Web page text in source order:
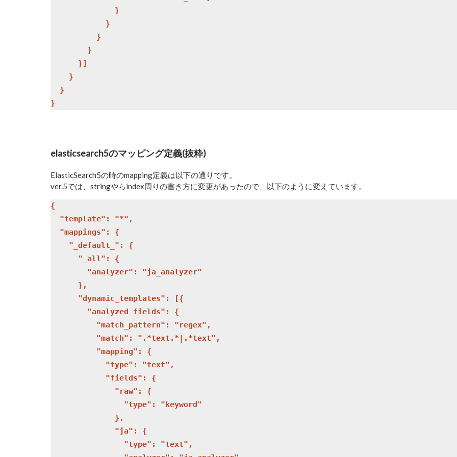
              }
            }
          }
        }
      }]
    }
  }
elasticsearch5のマッピング定義(抜粋)
ElasticSearch5の時のmapping定義は以下の通りです。
ver.5では、stringやらindex周りの書き方に変更があったので、以下のように変えています。
{
  "template": "*",
  "mappings": {
    "_default_": {
      "_all": {
        "analyzer": "ja_analyzer"
      },
      "dynamic_templates": [{
        "analyzed_fields": {
          "match_pattern": "regex",
          "match": ".*text.*|.*text",
          "mapping": {
            "type": "text",
            "fields": {
              "raw": {
                "type": "keyword"
              },
              "ja": {
                "type": "text",